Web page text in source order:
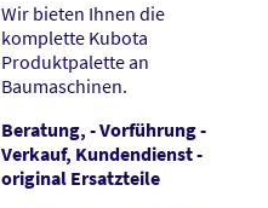
Wir bieten Ihnen die
komplette Kubota
Produktpalette an
Baumaschinen.
Beratung, - Vorführung -
Verkauf, Kundendienst -
original Ersatzteile